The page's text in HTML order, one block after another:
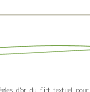
d'or du flirt textuel pour